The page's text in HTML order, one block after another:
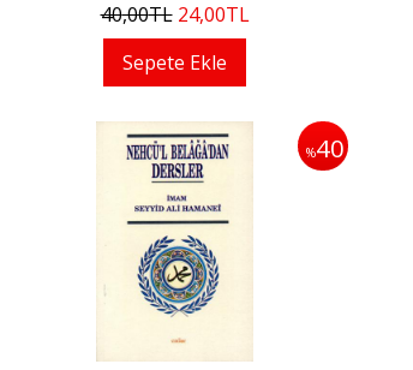
40,00TL 24,00TL
Sepete Ekle
%40